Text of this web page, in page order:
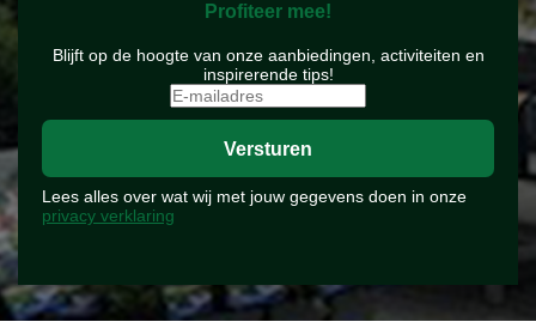
Profiteer mee!
Blijft op de hoogte van onze aanbiedingen, activiteiten en
inspirerende tips!
Lees alles over wat wij met jouw gegevens doen in onze
privacy verklaring